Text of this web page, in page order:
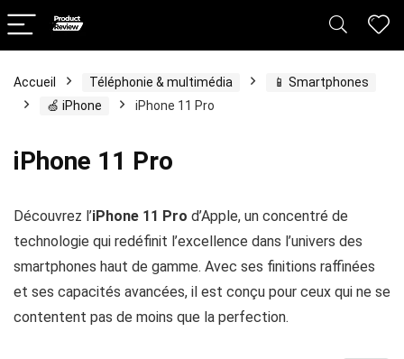
Accueil Téléphonie & multimédia
📱 Smartphones
🍏 iPhone
iPhone 11 Pro
iPhone 11 Pro
Découvrez l’iPhone 11 Pro d’Apple, un concentré de
technologie qui redéfinit l’excellence dans l’univers des
smartphones haut de gamme. Avec ses finitions raffinées
et ses capacités avancées, il est conçu pour ceux qui ne se
contentent pas de moins que la perfection.